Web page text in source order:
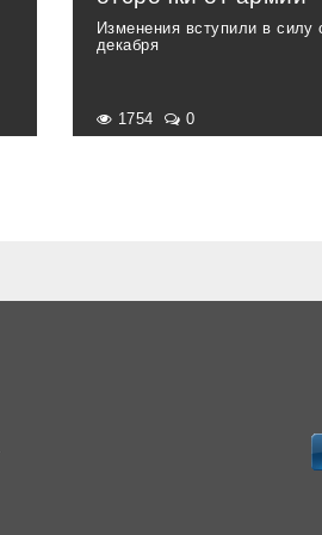
Изменения вступили в силу
декабря
1754 0